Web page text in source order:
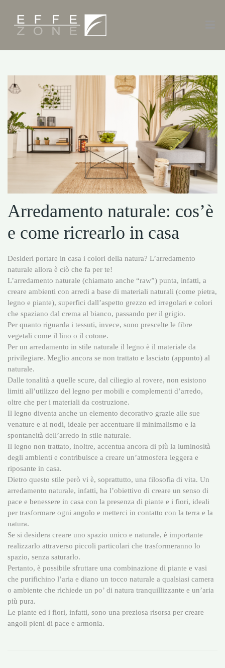
Arredamento naturale: cos’è
e come ricrearlo in casa
Desideri portare in casa i colori della natura? L’arredamento
naturale allora è ciò che fa per te!
L’arredamento naturale (chiamato anche “raw”) punta, infatti, a
creare ambienti con arredi a base di materiali naturali (come pietra,
legno e piante), superfici dall’aspetto grezzo ed irregolari e colori
che spaziano dal crema al bianco, passando per il grigio.
Per quanto riguarda i tessuti, invece, sono prescelte le fibre
vegetali come il lino o il cotone.
Per un arredamento in stile naturale il legno è il materiale da
privilegiare. Meglio ancora se non trattato e lasciato (appunto) al
naturale.
Dalle tonalità a quelle scure, dal ciliegio al rovere, non esistono
limiti all’utilizzo del legno per mobili e complementi d’arredo,
oltre che per i materiali da costruzione.
Il legno diventa anche un elemento decorativo grazie alle sue
venature e ai nodi, ideale per accentuare il minimalismo e la
spontaneità dell’arredo in stile naturale.
Il legno non trattato, inoltre, accentua ancora di più la luminosità
degli ambienti e contribuisce a creare un’atmosfera leggera e
riposante in casa.
Dietro questo stile però vi è, soprattutto, una filosofia di vita. Un
arredamento naturale, infatti, ha l’obiettivo di creare un senso di
pace e benessere in casa con la presenza di piante e i fiori, ideali
per trasformare ogni angolo e metterci in contatto con la terra e la
natura.
Se si desidera creare uno spazio unico e naturale, è importante
realizzarlo attraverso piccoli particolari che trasformeranno lo
spazio, senza saturarlo.
Pertanto, è possibile sfruttare una combinazione di piante e vasi
che purifichino l’aria e diano un tocco naturale a qualsiasi camera
o ambiente che richiede un po’ di natura tranquillizzante e un’aria
più pura.
Le piante ed i fiori, infatti, sono una preziosa risorsa per creare
angoli pieni di pace e armonia.